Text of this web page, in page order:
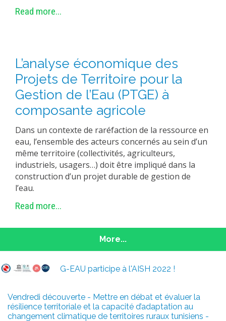
Read more...
L’analyse économique des
Projets de Territoire pour la
Gestion de l’Eau (PTGE) à
composante agricole
Dans un contexte de raréfaction de la ressource en
eau, l’ensemble des acteurs concernés au sein d’un
même territoire (collectivités, agriculteurs,
industriels, usagers…) doit être impliqué dans la
construction d’un projet durable de gestion de
l’eau.
Read more...
More...
G-EAU participe à l'AISH 2022 !
Vendredi découverte - Mettre en débat et évaluer la
résilience territoriale et la capacité d’adaptation au
changement climatique de territoires ruraux tunisiens -